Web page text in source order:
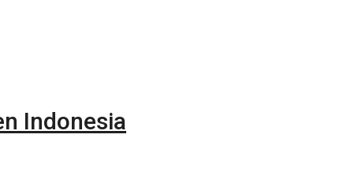
Indonesia